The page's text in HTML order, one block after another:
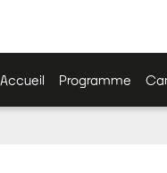
Accueil Programme